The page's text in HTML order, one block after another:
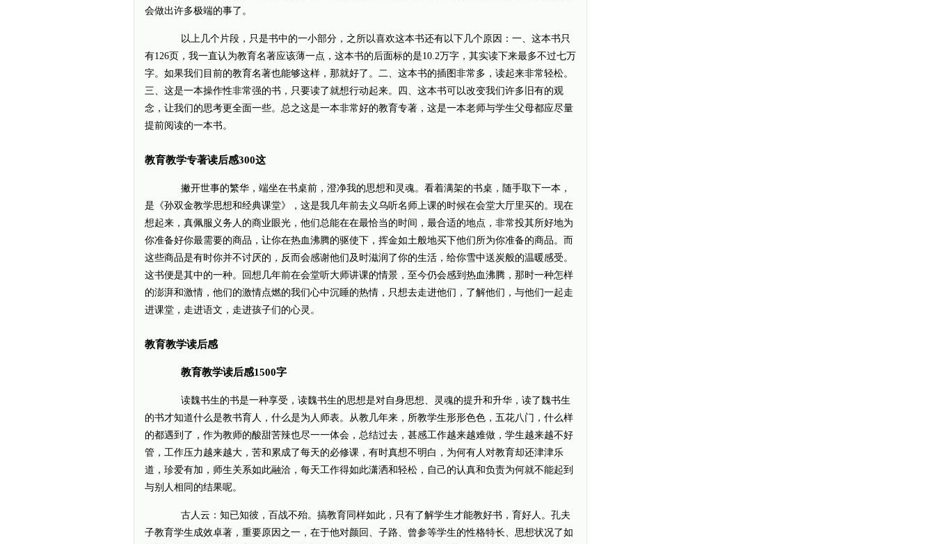
会做出许多极端的事了。
以上几个片段，只是书中的一小部分，之所以喜欢这本书还有以下几个原因：一、这本书只
有126页，我一直认为教育名著应该薄一点，这本书的后面标的是10.2万字，其实读下来最多不过七万
字。如果我们目前的教育名著也能够这样，那就好了。二、这本书的插图非常多，读起来非常轻松。
三、这是一本操作性非常强的书，只要读了就想行动起来。四、这本书可以改变我们许多旧有的观
念，让我们的思考更全面一些。总之这是一本非常好的教育专著，这是一本老师与学生父母都应尽量
提前阅读的一本书。
教育教学专著读后感300这
撇开世事的繁华，端坐在书桌前，澄净我的思想和灵魂。看着满架的书桌，随手取下一本，
是《孙双金教学思想和经典课堂》，这是我几年前去义乌听名师上课的时候在会堂大厅里买的。现在
想起来，真佩服义务人的商业眼光，他们总能在在最恰当的时间，最合适的地点，非常投其所好地为
你准备好你最需要的商品，让你在热血沸腾的驱使下，挥金如土般地买下他们所为你准备的商品。而
这些商品是有时你并不讨厌的，反而会感谢他们及时滋润了你的生活，给你雪中送炭般的温暖感受。
这书便是其中的一种。回想几年前在会堂听大师讲课的情景，至今仍会感到热血沸腾，那时一种怎样
的澎湃和激情，他们的激情点燃的我们心中沉睡的热情，只想去走进他们，了解他们，与他们一起走
进课堂，走进语文，走进孩子们的心灵。
教育教学读后感
教育教学读后感1500字
读魏书生的书是一种享受，读魏书生的思想是对自身思想、灵魂的提升和升华，读了魏书生
的书才知道什么是教书育人，什么是为人师表。从教几年来，所教学生形形色色，五花八门，什么样
的都遇到了，作为教师的酸甜苦辣也尽一一体会，总结过去，甚感工作越来越难做，学生越来越不好
管，工作压力越来越大，苦和累成了每天的必修课，有时真想不明白，为何有人对教育却还津津乐
道，珍爱有加，师生关系如此融洽，每天工作得如此潇洒和轻松，自己的认真和负责为何就不能起到
与别人相同的结果呢。
古人云：知已知彼，百战不殆。搞教育同样如此，只有了解学生才能教好书，育好人。孔夫
子教育学生成效卓著，重要原因之一，在于他对颜回、子路、曾参等学生的性格特长、思想状况了如